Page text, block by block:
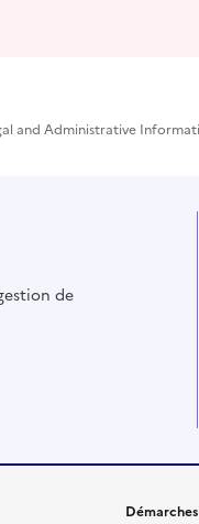
and Administrative
de